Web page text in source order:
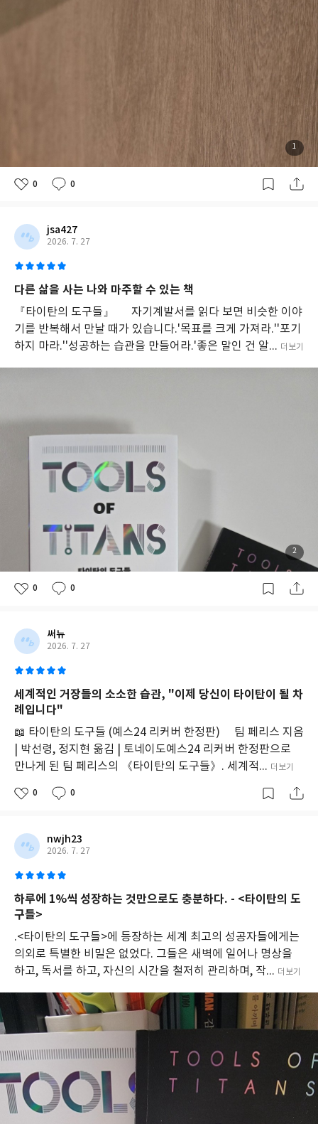
1
0 0
jsa427
2026. 7. 27
다른 삶을 사는 나와 마주할 수 있는 책
『타이탄의 도구들』⠀⠀자기계발서를 읽다 보면 비슷한 이야
기를 반복해서 만날 때가 있습니다.'목표를 크게 가져라.''포기
하지 마라.''성공하는 습관을 만들어라.'좋은 말인 건 알... 더보기
2
0 0
써뉴
2026. 7. 27
세계적인 거장들의 소소한 습관, "이제 당신이 타이탄이 될 차
례입니다"
📖 타이탄의 도구들 (예스24 리커버 한정판) 팀 페리스 지음
| 박선령, 정지현 옮김 | 토네이도예스24 리커버 한정판으로
만나게 된 팀 페리스의 《타이탄의 도구들》. 세계적... 더보기
0 0
nwjh23
2026. 7. 27
하루에 1%씩 성장하는 것만으로도 충분하다. - <타이탄의 도
구들>
.<타이탄의 도구들>에 등장하는 세계 최고의 성공자들에게는
의외로 특별한 비밀은 없었다. 그들은 새벽에 일어나 명상을
하고, 독서를 하고, 자신의 시간을 철저히 관리하며, 작... 더보기